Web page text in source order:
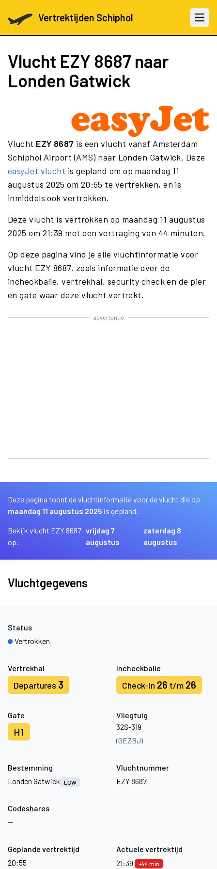
Vertrektijden Schiphol Open
Vlucht EZY 8687 naar
Londen Gatwick
Vlucht EZY 8687 is een vlucht vanaf Amsterdam
Schiphol Airport (AMS) naar Londen Gatwick. Deze
easyJet vlucht is gepland om op maandag 11
augustus 2025 om 20:55 te vertrekken, en is
inmiddels ook vertrokken.
Deze vlucht is vertrokken op maandag 11 augustus
2025 om 21:39 met een vertraging van 44 minuten.
Op deze pagina vind je alle vluchtinformatie voor
vlucht EZY 8687, zoals informatie over de
incheckbalie, vertrekhal, security check en de pier
en gate waar deze vlucht vertrekt.
advertentie
Deze pagina toont de vluchtinformatie voor de vlucht die op
maandag 11 augustus 2025 is gepland.
Bekijk vlucht EZY 8687
op:
vrijdag 7
augustus
zaterdag 8
augustus
Vluchtgegevens
Vertrekhal
Departures 3
Incheckbalie
Check-in 26 t/m 26
Gate
H1
Vliegtuig
32S-319
(GEZBJ)
Status
Vertrokken
Bestemming
Londen Gatwick
LGW
Vluchtnummer
EZY 8687
Codeshares
—
Geplande vertrektijd
20:55
Actuele vertrektijd
21:39
+44 min